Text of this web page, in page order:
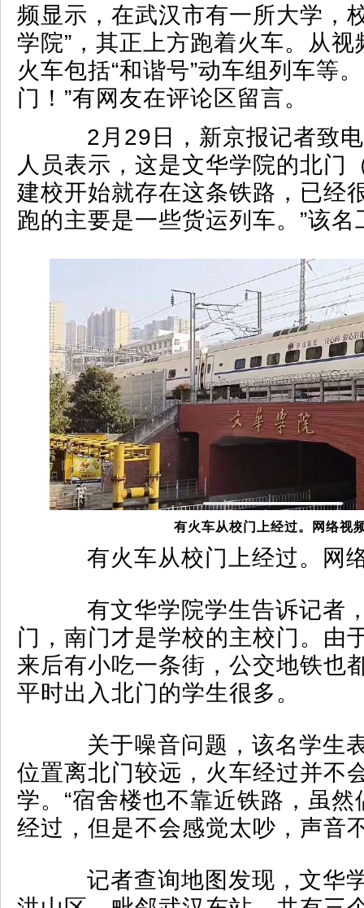
频显示，在武汉市有一所大学，
学院”，其正上方跑着火车。从
火车包括“和谐号”动车组列车等
门！”有网友在评论区留言。
2月29日，新京报记者致电
人员表示，这是文华学院的北门
建校开始就存在这条铁路，已经
跑的主要是一些货运列车。”该
有火车从校门上经过。网络视
有火车从校门上经过。网
有文华学院学生告诉记者
门，南门才是学校的主校门。由
来后有小吃一条街，公交地铁也
平时出入北门的学生很多。
关于噪音问题，该名学生
位置离北门较远，火车经过并不
学。“宿舍楼也不靠近铁路，虽
经过，但是不会感觉太吵，声音
记者查询地图发现，文华